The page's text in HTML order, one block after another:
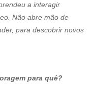
a interagir
Não abre mão de
para descobrir novos
para quê?